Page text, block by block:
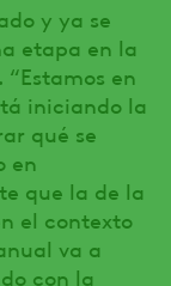
y ya se
etapa en la
en
iniciando la
qué se
en
que la de la
el contexto
va a
con la